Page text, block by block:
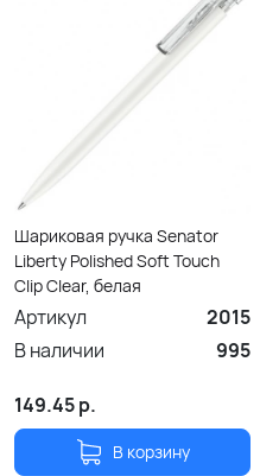
Шариковая ручка Senator
Liberty Polished Soft Touch
Clip Clear, белая
Артикул
2015
В наличии
995
149.45р.
В корзину